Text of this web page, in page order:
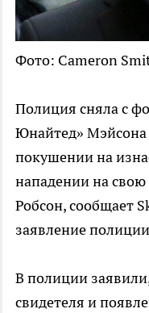
Фото: Cameron
Полиция сняла с
Юнайтед» Мэйсона
покушении на
нападении на
Робсон, сообщает
заявление
В полиции
свидетеля и